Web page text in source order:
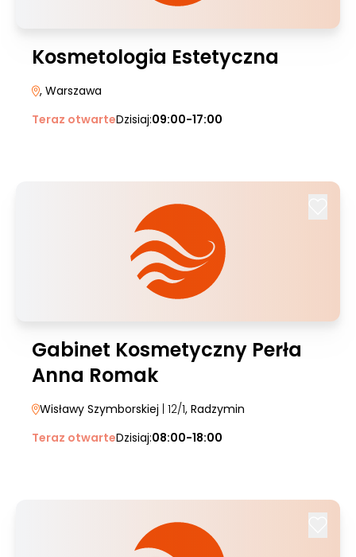
Kosmetologia Estetyczna
, Warszawa
Teraz otwarteDzisiaj:09:00-17:00
Gabinet Kosmetyczny Perła
Anna Romak
Wisławy Szymborskiej | 12/1, Radzymin
Teraz otwarteDzisiaj:08:00-18:00